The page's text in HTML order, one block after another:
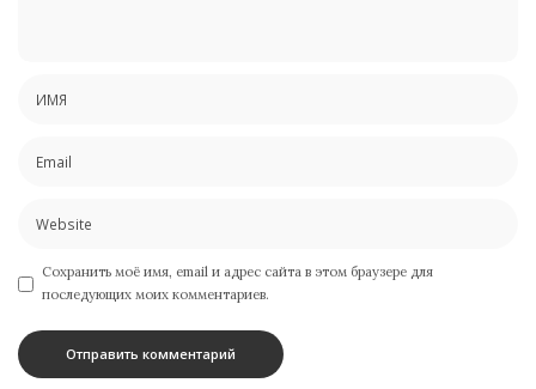
Сохранить моё имя, email и адрес сайта в этом браузере для
последующих моих комментариев.